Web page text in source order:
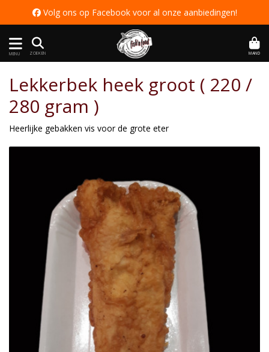
 Volg ons op Facebook voor al onze aanbiedingen!
MENU ZOEKEN MAND
Lekkerbek heek groot ( 220 /
280 gram )
Heerlijke gebakken vis voor de grote eter